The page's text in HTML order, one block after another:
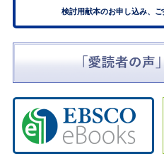
検討用献本のお申し込み、